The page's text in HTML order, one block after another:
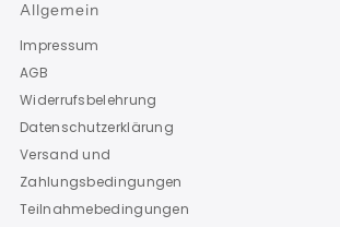
Allgemein
Impressum
AGB
Widerrufsbelehrung
Datenschutzerklärung
Versand und
Zahlungsbedingungen
Teilnahmebedingungen